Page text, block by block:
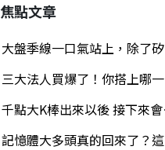
焦點文章
大盤季線一口氣站上，除了矽光子跟記憶體，還有...
三大法人買爆了！你搭上哪一班飆股特快車？
千點大K棒出來以後 接下來會發生什麼事情
記憶體大多頭真的回來了？這波缺貨潮真的會一路...